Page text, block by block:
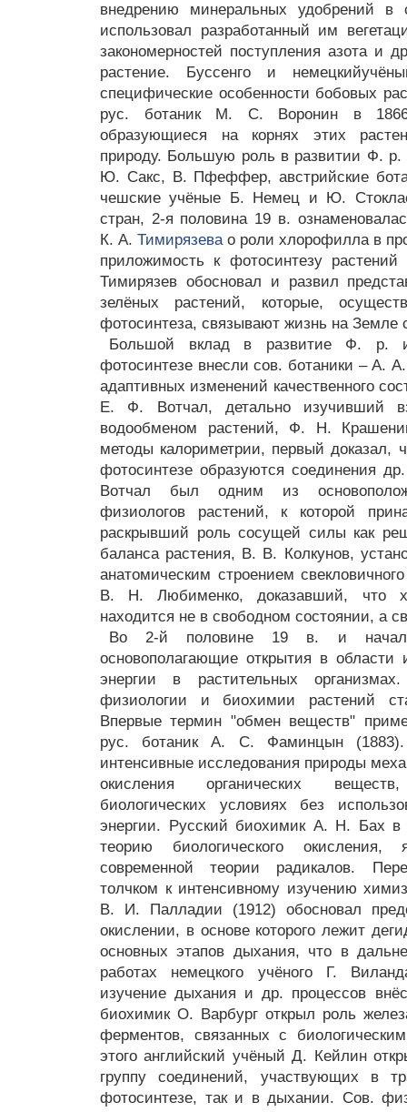
внедрению минеральных удобрений в
использовал разработанный им
закономерностей поступления азота и
растение. Буссенго и
специфические особенности бобовых
рус. ботаник М. С. Воронин в 1866
образующиеся на корнях этих
природу. Большую роль в развитии Ф.
Ю. Сакс, В. Пфеффер, австрийские
чешские учёные Б. Немец и Ю.
стран, 2-я половина 19 в.
К. А. Тимирязевао роли хлорофилла в
приложимость к фотосинтезу растений
Тимирязев обосновал и развил
зелёных растений, которые,
фотосинтеза, связывают жизнь на Земле
Большой вклад в развитие Ф. р.
фотосинтезе внесли сов. ботаники – А.
адаптивных изменений качественного
Е. Ф. Вотчал, детально изучивший
водообменом растений, Ф. Н.
методы калориметрии, первый доказал,
фотосинтезе образуются соединения
Вотчал был одним из
физиологов растений, к которой
раскрывший роль сосущей силы как
баланса растения, В. В. Колкунов,
анатомическим строением
В. Н. Любименко, доказавший, что
находится не в свободном состоянии, а
Во 2-й половине 19 в. и
основополагающие открытия в
энергии в растительных
физиологии и биохимии растений
Впервые термин "обмен веществ"
рус. ботаник А. С. Фаминцын
интенсивные исследования природы
окисления органических
биологических условиях без
энергии. Русский биохимик А. Н. Бах в
теорию биологического
современной теории радикалов.
толчком к интенсивному изучению
В. И. Палладии (1912) обосновал
окислении, в основе которого лежит
основных этапов дыхания, что в
работах немецкого учёного Г.
изучение дыхания и др. процессов
биохимик О. Варбург открыл роль
ферментов, связанных с
этого английский учёный Д. Кейлин
группу соединений, участвующих в
фотосинтезе, так и в дыхании. Сов.